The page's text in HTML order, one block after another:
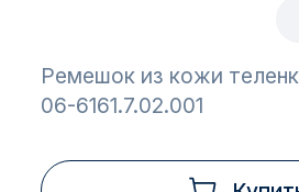
Ремешок из кожи
06-6161.7.02.001